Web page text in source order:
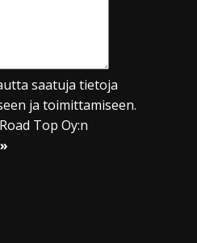
saatuja tietoja
ja toimittamiseen.
Top Oy:n